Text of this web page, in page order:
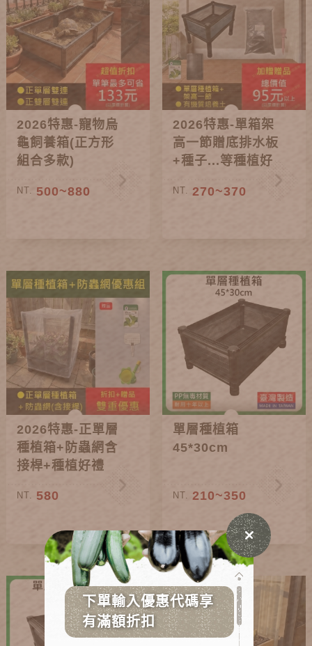
2026特惠-寵物烏
龜飼養箱(正方形
組合多款)
NT. 500~880
2026特惠-單箱架
高一節贈底排水板
+種子...等種植好
NT. 270~370
2026特惠-正單層
種植箱+防蟲網含
接桿+種植好禮
NT. 580
單層種植箱
45*30cm
NT. 210~350